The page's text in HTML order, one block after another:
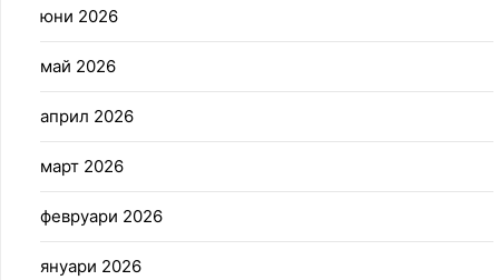
юни 2026
май 2026
април 2026
март 2026
февруари 2026
януари 2026